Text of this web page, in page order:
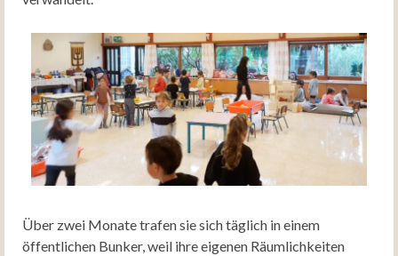
Über zwei Monate trafen sie sich täglich in einem
öffentlichen Bunker, weil ihre eigenen Räumlichkeiten